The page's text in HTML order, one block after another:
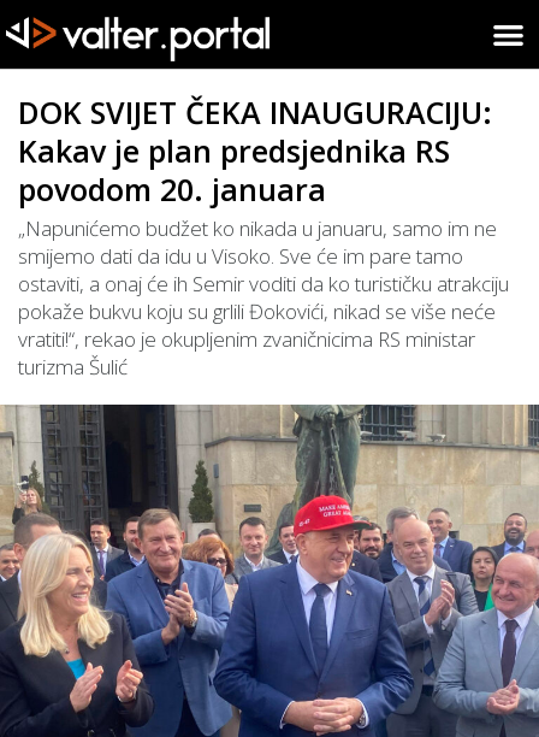
DOK SVIJET ČEKA INAUGURACIJU:
Kakav je plan predsjednika RS
povodom 20. januara
„Napunićemo budžet ko nikada u januaru, samo im ne
smijemo dati da idu u Visoko. Sve će im pare tamo
ostaviti, a onaj će ih Semir voditi da ko turističku atrakciju
pokaže bukvu koju su grlili Đokovići, nikad se više neće
vratiti!“, rekao je okupljenim zvaničnicima RS ministar
turizma Šulić